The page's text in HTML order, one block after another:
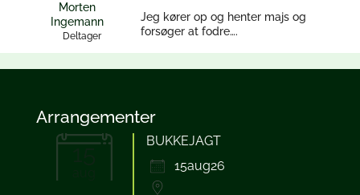
Morten
Ingemann
Deltager
Jeg kører op og henter majs og
forsøger at fodre….
Arrangementer
15
BUKKEJAGT
15aug26